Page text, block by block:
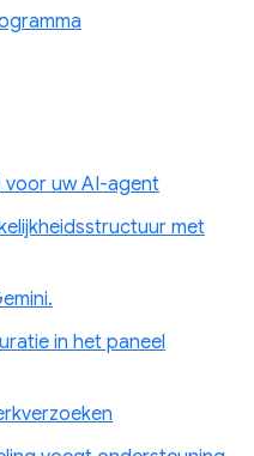
voor uw AI-agent
met
in het paneel